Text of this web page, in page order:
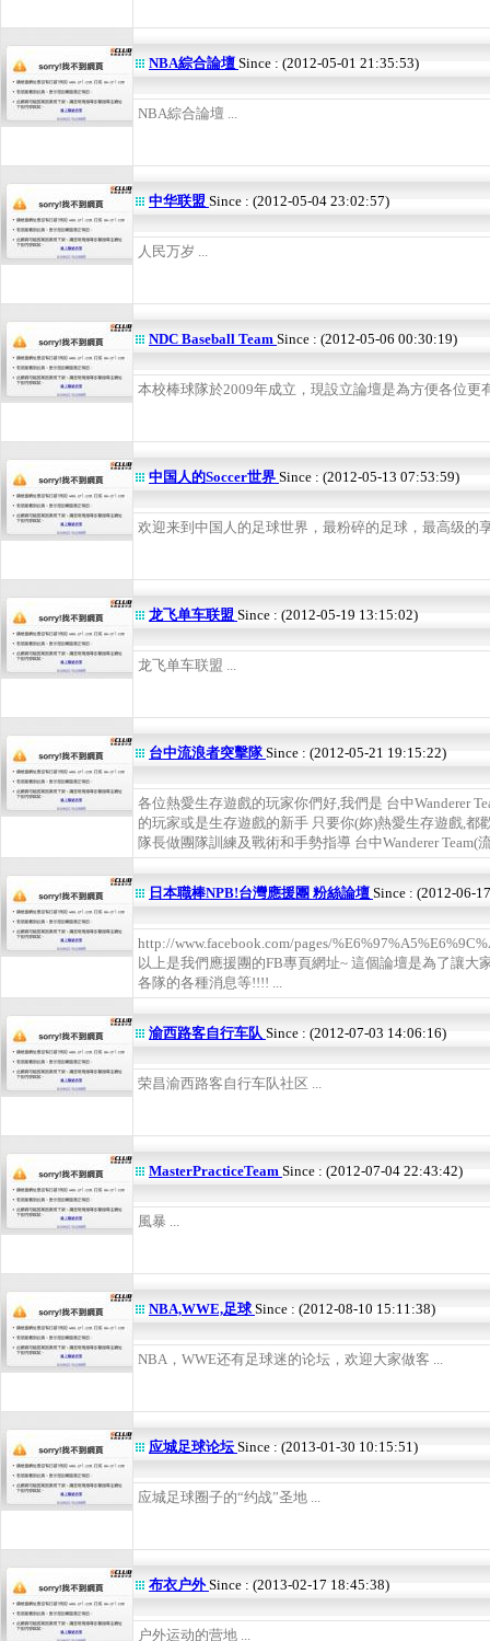
NBA綜合論壇 Since : (2012-05-01 21:35:53)
NBA綜合論壇 ...
中华联盟 Since : (2012-05-04 23:02:57)
人民万岁 ...
NDC Baseball Team Since : (2012-05-06 00:30:19)
本校棒球隊於2009年成立，現設立論壇是為方便各位更
中国人的Soccer世界 Since : (2012-05-13 07:53:59)
欢迎来到中国人的足球世界，最粉碎的足球，最高级的
龙飞单车联盟 Since : (2012-05-19 13:15:02)
龙飞单车联盟 ...
台中流浪者突擊隊Since : (2012-05-21 19:15:22)
各位熱愛生存遊戲的玩家你們好,我們是 台中Wanderer
的玩家或是生存遊戲的新手 只要你(妳)熱愛生存遊戲,
隊長做團隊訓練及戰術和手勢指導 台中Wanderer Team(
日本職棒NPB!台灣應援團 粉絲論壇 Since : (2012-06-
http://www.facebook.com/pages/
以上是我們應援團的FB專頁網址~ 這個論壇是為了讓
各隊的各種消息等!!!! ...
渝西路客自行车队 Since : (2012-07-03 14:06:16)
荣昌渝西路客自行车队社区 ...
MasterPracticeTeam Since : (2012-07-04 22:43:42)
風暴 ...
NBA,WWE,足球Since : (2012-08-10 15:11:38)
NBA，WWE还有足球迷的论坛，欢迎大家做客 ...
应城足球论坛Since : (2013-01-30 10:15:51)
应城足球圈子的“约战”圣地 ...
布衣户外Since : (2013-02-17 18:45:38)
户外运动的营地 ...